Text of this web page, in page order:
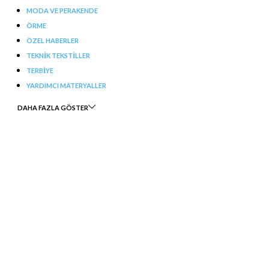
MODA VE PERAKENDE
ÖRME
ÖZEL HABERLER
TEKNIK TEKSTILLER
TERBIYE
YARDIMCI MATERYALLER
DAHA FAZLA GÖSTER